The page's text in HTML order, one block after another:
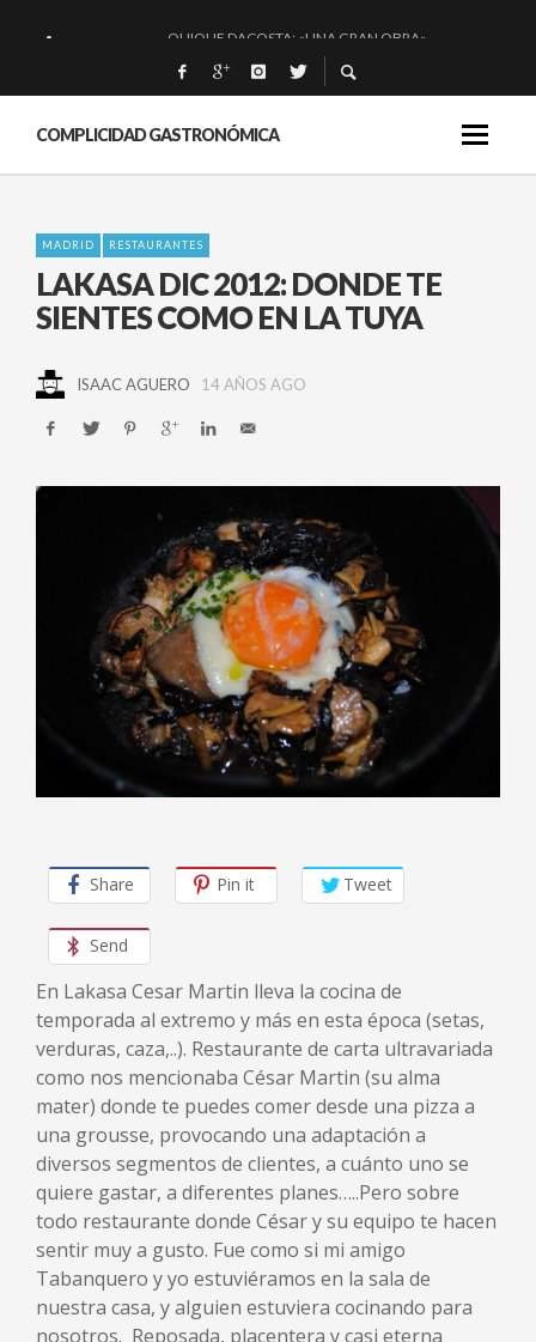
QUIQUE DACOSTA: «UNA GRAN OBRA»
EL BARUCO DE ANERO: MUCHO MÁS QUE UN BAR.
MONTIA: ESENCIAL Y BRILLANTE.
COMPLICIDAD GASTRONÓMICA
MADRID RESTAURANTES
LAKASA DIC 2012: DONDE TE
SIENTES COMO EN LA TUYA
ISAAC AGUERO 14 AÑOS AGO
Share Pin it Tweet
Send
En Lakasa Cesar Martin lleva la cocina de
temporada al extremo y más en esta época (setas,
verduras, caza,..). Restaurante de carta ultravariada
como nos mencionaba César Martin (su alma
mater) donde te puedes comer desde una pizza a
una grousse, provocando una adaptación a
diversos segmentos de clientes, a cuánto uno se
quiere gastar, a diferentes planes…..Pero sobre
todo restaurante donde César y su equipo te hacen
sentir muy a gusto. Fue como si mi amigo
Tabanquero y yo estuviéramos en la sala de
nuestra casa, y alguien estuviera cocinando para
nosotros. Reposada, placentera y casi eterna